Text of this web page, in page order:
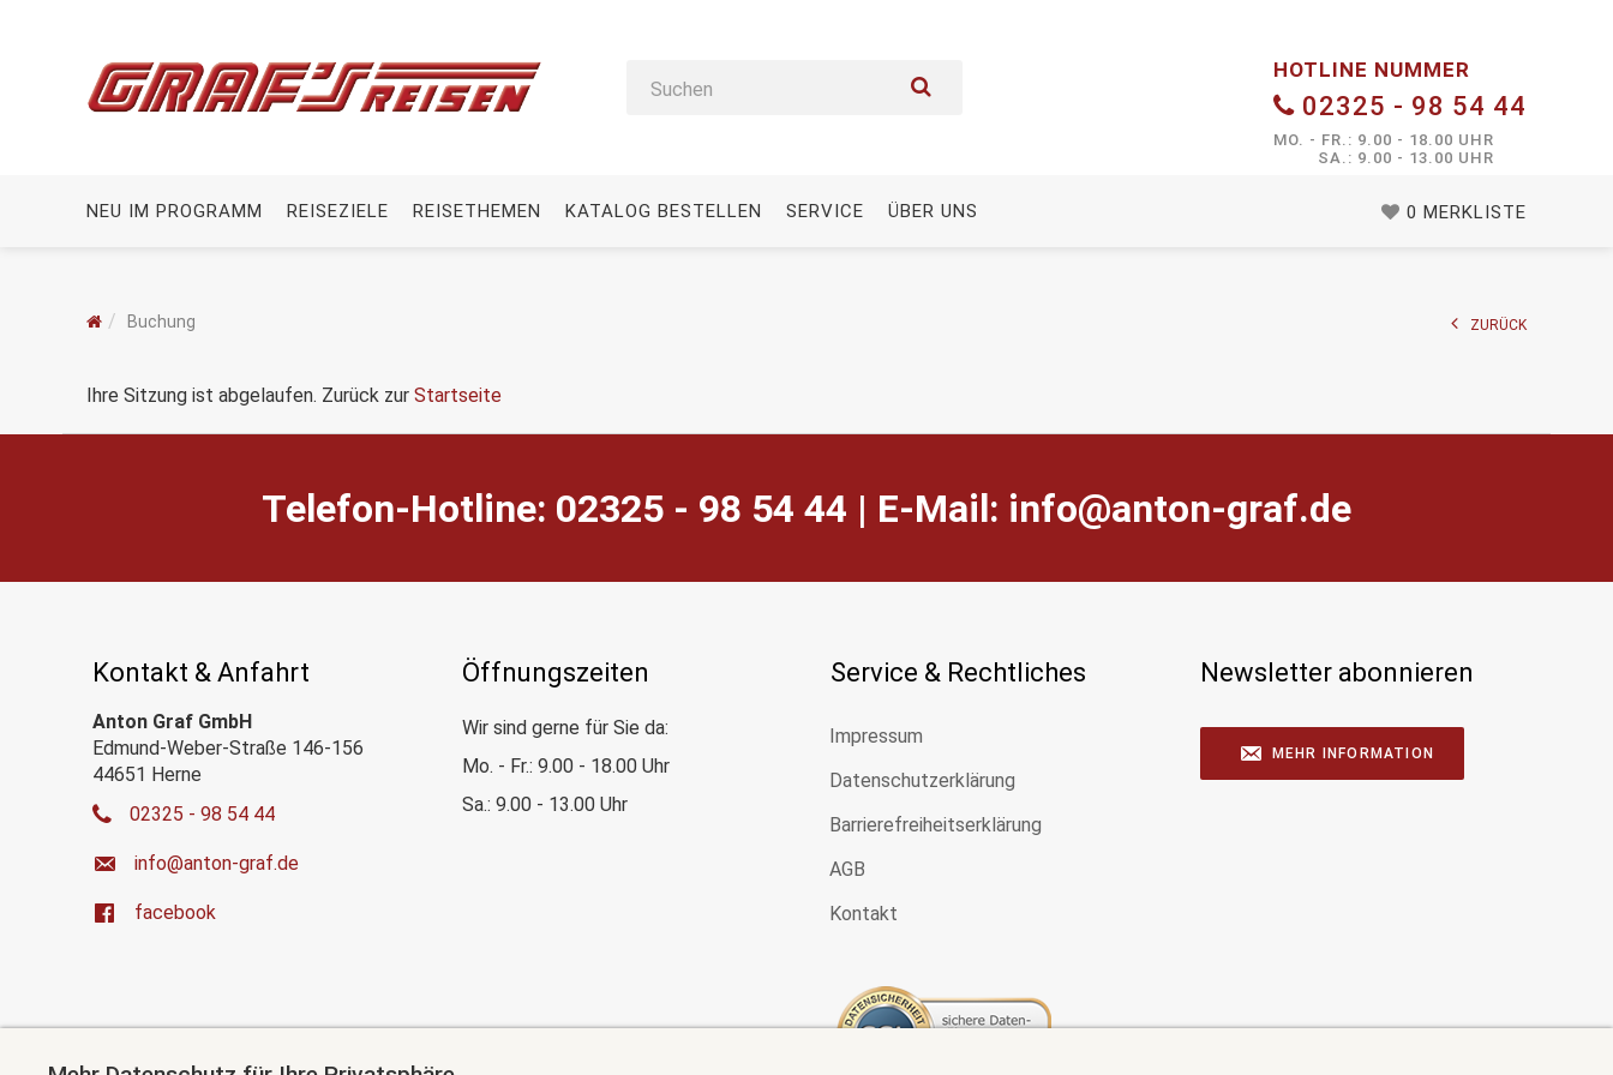
0 MERKLISTE
HOTLINE NUMMER
02325 - 98 54 44
MO. - FR.: 9.00 - 18.00 UHR
SA.: 9.00 - 13.00 UHR
NEU IM PROGRAMM REISEZIELE REISETHEMEN KATALOG BESTELLEN SERVICE ÜBER UNS
Buchung ZURÜCK
Ihre Sitzung ist abgelaufen. Zurück zur Startseite
Telefon-Hotline: 02325 - 98 54 44 | E-Mail: ed.farg-notna@ofni
Kontakt & Anfahrt
Anton Graf GmbH
Edmund-Weber-Straße 146-156
44651 Herne
02325 - 98 54 44
ed.farg-notna@ofni
facebook
Öffnungszeiten
Wir sind gerne für Sie da:
Mo. - Fr.: 9.00 - 18.00 Uhr
Sa.: 9.00 - 13.00 Uhr
Service & Rechtliches
Impressum
Datenschutzerklärung
Barrierefreiheitserklärung
AGB
Kontakt
Newsletter abonnieren
MEHR INFORMATION